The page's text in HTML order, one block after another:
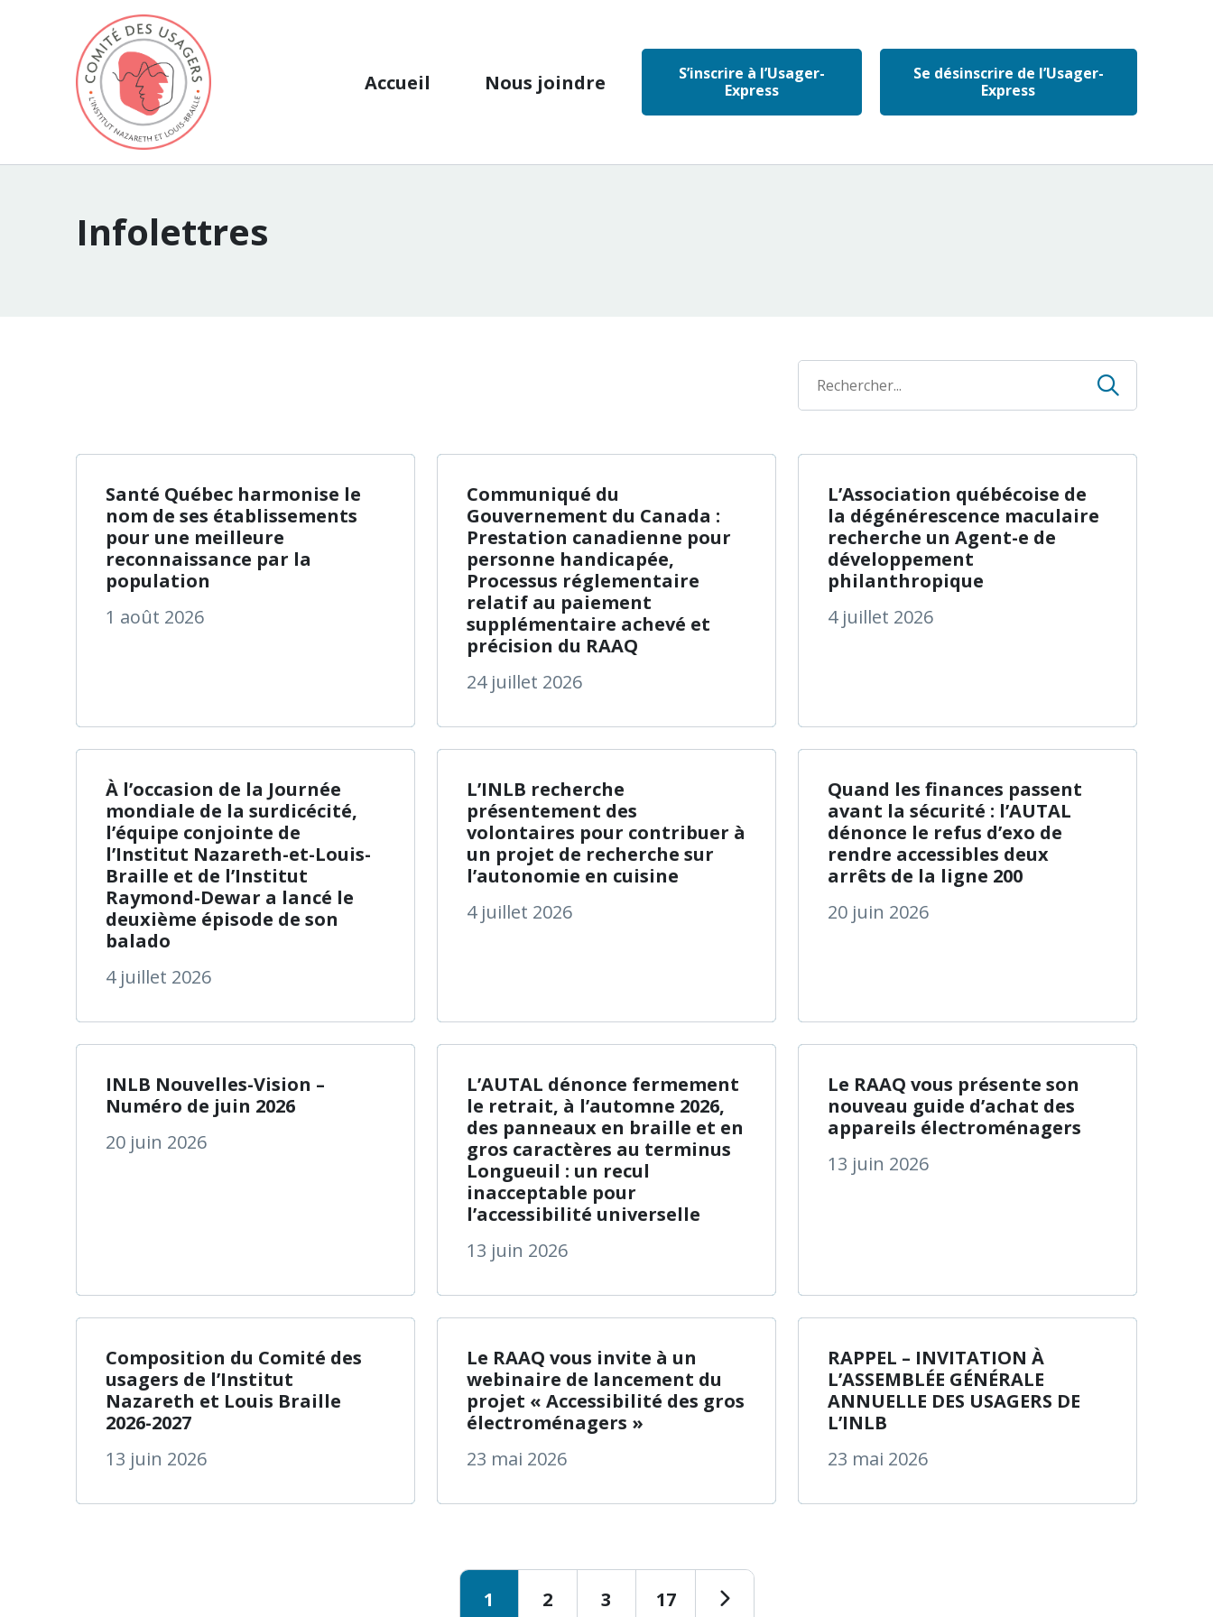
Aller au contenu
Accueil Nous joindre
S’inscrire à l’Usager-
Express
Se désinscrire de l’Usager-
Express
Infolettres
Recherche
Santé Québec harmonise le
nom de ses établissements
pour une meilleure
reconnaissance par la
population
1 août 2026
à propos de Santé Québec harmonise le nom de ses établissements pour une meilleure reconnaissance par la
Communiqué du
Gouvernement du Canada :
Prestation canadienne pour
personne handicapée,
Processus réglementaire
relatif au paiement
supplémentaire achevé et
précision du RAAQ
24 juillet 2026
à propos de Communiqué du Gouvernement du Canada :
L’Association québécoise de
la dégénérescence maculaire
recherche un Agent-e de
développement
philanthropique
4 juillet 2026
à propos de
À l’occasion de la Journée
mondiale de la surdicécité,
l’équipe conjointe de
l’Institut Nazareth-et-Louis-
Braille et de l’Institut
Raymond-Dewar a lancé le
deuxième épisode de son
balado
4 juillet 2026
à propos de À l’occasion de la Journée mondiale de la surdicécité, l’équipe conjointe de l’Institut Nazareth-et-Louis-
L’INLB recherche
présentement des
volontaires pour contribuer à
un projet de recherche sur
l’autonomie en cuisine
4 juillet 2026
à propos de L’INLB recherche présentement des volontaires pour
Quand les finances passent
avant la sécurité : l’AUTAL
dénonce le refus d’exo de
rendre accessibles deux
arrêts de la ligne 200
20 juin 2026
à propos de
INLB Nouvelles-Vision –
Numéro de juin 2026
20 juin 2026
à propos de INLB Nouvelles-Vision – Numéro de juin 2026
L’AUTAL dénonce fermement
le retrait, à l’automne 2026,
des panneaux en braille et en
gros caractères au terminus
Longueuil : un recul
inacceptable pour
l’accessibilité universelle
13 juin 2026
à propos de L’AUTAL dénonce fermement le retrait, à l’automne
Le RAAQ vous présente son
nouveau guide d’achat des
appareils électroménagers
13 juin 2026
à propos de Le
Composition du Comité des
usagers de l’Institut
Nazareth et Louis Braille
2026-2027
13 juin 2026
à propos de Composition du Comité des usagers de l’Institut Nazareth et Louis Braille 2026-2027
Le RAAQ vous invite à un
webinaire de lancement du
projet « Accessibilité des gros
électroménagers »
23 mai 2026
à propos de Le RAAQ vous invite à un webinaire de lancement du
RAPPEL – INVITATION À
L’ASSEMBLÉE GÉNÉRALE
ANNUELLE DES USAGERS DE
L’INLB
23 mai 2026
à propos de RAPPEL
1 2 3 17